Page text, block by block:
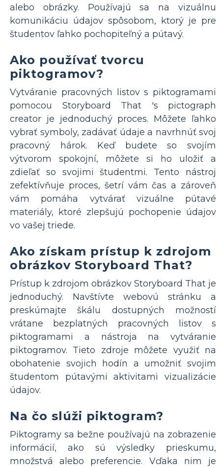
alebo obrázky. Používajú sa na vizuálnu
komunikáciu údajov spôsobom, ktorý je pre
študentov ľahko pochopiteľný a pútavý.
Ako používať tvorcu
piktogramov?
Vytváranie pracovných listov s piktogramami
pomocou Storyboard That 's pictograph
creator je jednoduchý proces. Môžete ľahko
vybrať symboly, zadávať údaje a navrhnúť svoj
pracovný hárok. Keď budete so svojím
výtvorom spokojní, môžete si ho uložiť a
zdieľať so svojimi študentmi. Tento nástroj
zefektívňuje proces, šetrí vám čas a zároveň
vám pomáha vytvárať vizuálne pútavé
materiály, ktoré zlepšujú pochopenie údajov
vo vašej triede.
Ako získam prístup k zdrojom
obrázkov Storyboard That?
Prístup k zdrojom obrázkov Storyboard That je
jednoduchý. Navštívte webovú stránku a
preskúmajte škálu dostupných možností
vrátane bezplatných pracovných listov s
piktogramami a nástroja na vytváranie
piktogramov. Tieto zdroje môžete využiť na
obohatenie svojich hodín a umožniť svojim
študentom pútavými aktivitami vizualizácie
údajov.
Na čo slúži piktogram?
Piktogramy sa bežne používajú na zobrazenie
informácií, ako sú výsledky prieskumu,
množstvá alebo preferencie. Vďaka nim je